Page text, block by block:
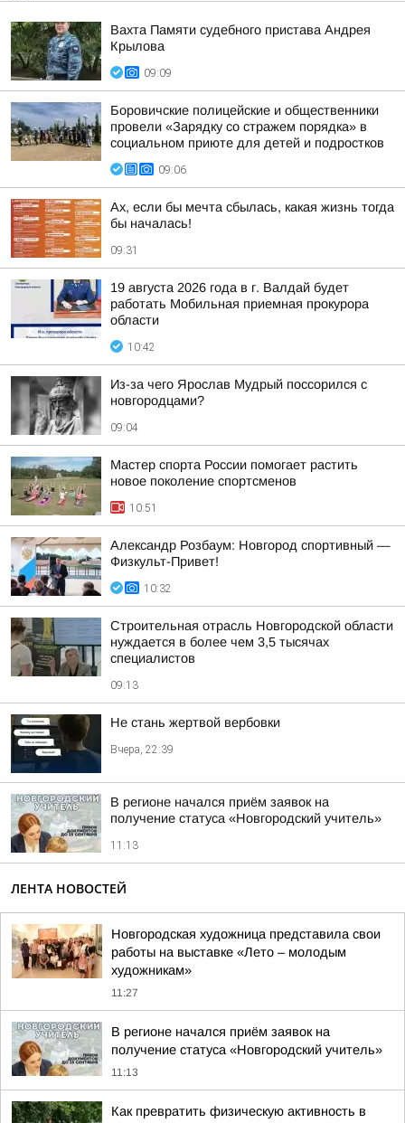
Вахта Памяти судебного пристава Андрея
Крылова
09:09
Боровичские полицейские и общественники
провели «Зарядку со стражем порядка» в
социальном приюте для детей и подростков
09:06
Ах, если бы мечта сбылась, какая жизнь тогда
бы началась!
09:31
19 августа 2026 года в г. Валдай будет
работать Мобильная приемная прокурора
области
10:42
Из-за чего Ярослав Мудрый поссорился с
новгородцами?
09:04
Мастер спорта России помогает растить
новое поколение спортсменов
10:51
Александр Розбаум: Новгород спортивный —
Физкульт-Привет!
10:32
Строительная отрасль Новгородской области
нуждается в более чем 3,5 тысячах
специалистов
09:13
Не стань жертвой вербовки
Вчера, 22:39
В регионе начался приём заявок на
получение статуса «Новгородский учитель»
11:13
ЛЕНТА НОВОСТЕЙ
Новгородская художница представила свои
работы на выставке «Лето – молодым
художникам»
11:27
В регионе начался приём заявок на
получение статуса «Новгородский учитель»
11:13
Как превратить физическую активность в